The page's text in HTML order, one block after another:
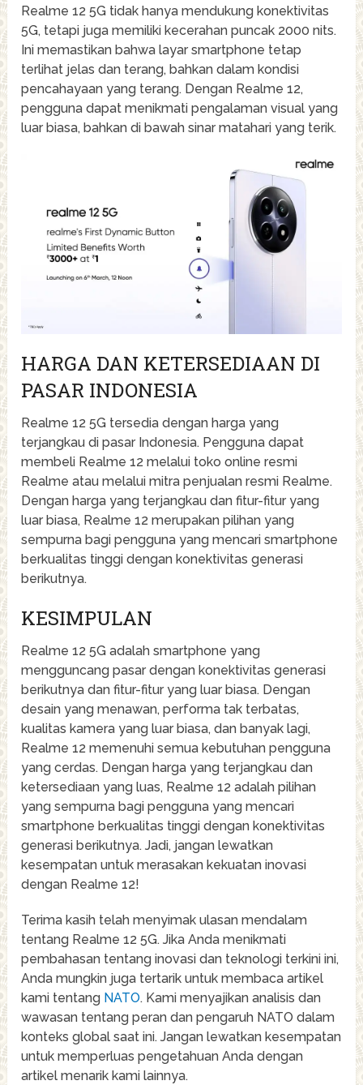
Realme 12 5G tidak hanya mendukung konektivitas
5G, tetapi juga memiliki kecerahan puncak 2000 nits.
Ini memastikan bahwa layar smartphone tetap
terlihat jelas dan terang, bahkan dalam kondisi
pencahayaan yang terang. Dengan Realme 12,
pengguna dapat menikmati pengalaman visual yang
luar biasa, bahkan di bawah sinar matahari yang terik.
HARGA DAN KETERSEDIAAN DI
PASAR INDONESIA
Realme 12 5G tersedia dengan harga yang
terjangkau di pasar Indonesia. Pengguna dapat
membeli Realme 12 melalui toko online resmi
Realme atau melalui mitra penjualan resmi Realme.
Dengan harga yang terjangkau dan fitur-fitur yang
luar biasa, Realme 12 merupakan pilihan yang
sempurna bagi pengguna yang mencari smartphone
berkualitas tinggi dengan konektivitas generasi
berikutnya.
KESIMPULAN
Realme 12 5G adalah smartphone yang
mengguncang pasar dengan konektivitas generasi
berikutnya dan fitur-fitur yang luar biasa. Dengan
desain yang menawan, performa tak terbatas,
kualitas kamera yang luar biasa, dan banyak lagi,
Realme 12 memenuhi semua kebutuhan pengguna
yang cerdas. Dengan harga yang terjangkau dan
ketersediaan yang luas, Realme 12 adalah pilihan
yang sempurna bagi pengguna yang mencari
smartphone berkualitas tinggi dengan konektivitas
generasi berikutnya. Jadi, jangan lewatkan
kesempatan untuk merasakan kekuatan inovasi
dengan Realme 12!
Terima kasih telah menyimak ulasan mendalam
tentang Realme 12 5G. Jika Anda menikmati
pembahasan tentang inovasi dan teknologi terkini ini,
Anda mungkin juga tertarik untuk membaca artikel
kami tentang NATO. Kami menyajikan analisis dan
wawasan tentang peran dan pengaruh NATO dalam
konteks global saat ini. Jangan lewatkan kesempatan
untuk memperluas pengetahuan Anda dengan
artikel menarik kami lainnya.